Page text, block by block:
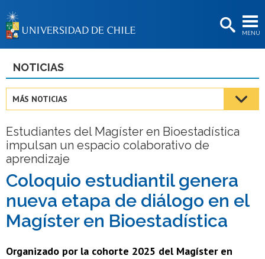
MENÚ
BIBLIOTECAS
Estudiantes
Académicas/os
Egresadas/os
NOTICIAS
MÁS NOTICIAS
Estudiantes del Magíster en Bioestadística
impulsan un espacio colaborativo de
aprendizaje
Coloquio estudiantil genera
nueva etapa de diálogo en el
Magíster en Bioestadística
Organizado por la cohorte 2025 del Magíster en